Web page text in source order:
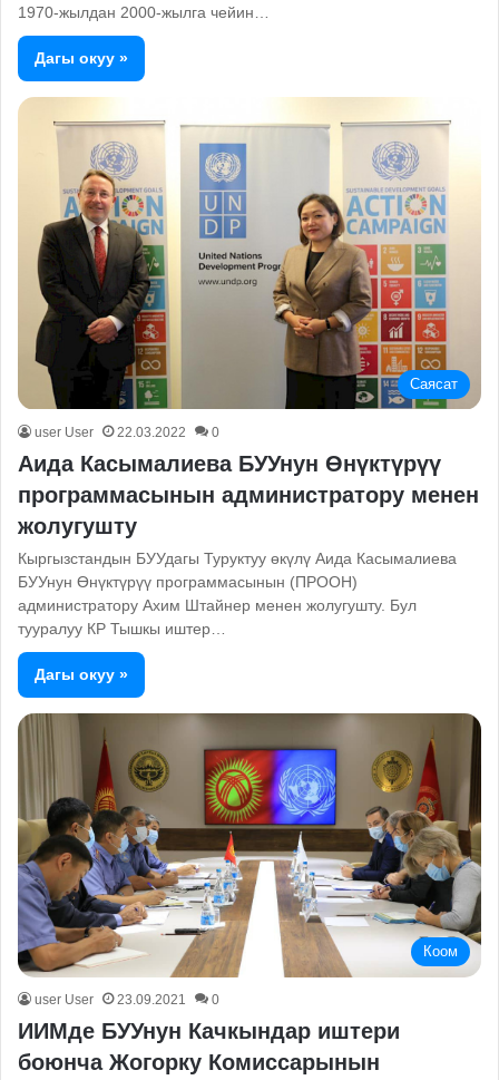
1970-жылдан 2000-жылга чейин…
Дагы окуу »
Саясат
user User 22.03.2022 0
Аида Касымалиева БУУнун Өнүктүрүү
программасынын администратору менен
жолугушту
Кыргызстандын БУУдагы Туруктуу өкүлү Аида Касымалиева
БУУнун Өнүктүрүү программасынын (ПРООН)
администратору Ахим Штайнер менен жолугушту. Бул
тууралуу КР Тышкы иштер…
Дагы окуу »
Коом
user User 23.09.2021 0
ИИМде БУУнун Качкындар иштери
боюнча Жогорку Комиссарынын